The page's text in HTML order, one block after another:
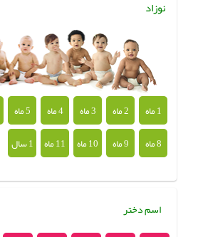
نوزاد
1 ماه 2 ماه 3 ماه 4 ماه 5 ماه
8 ماه
9 ماه 10 ماه 11 ماه 1 سال
اسم دختر